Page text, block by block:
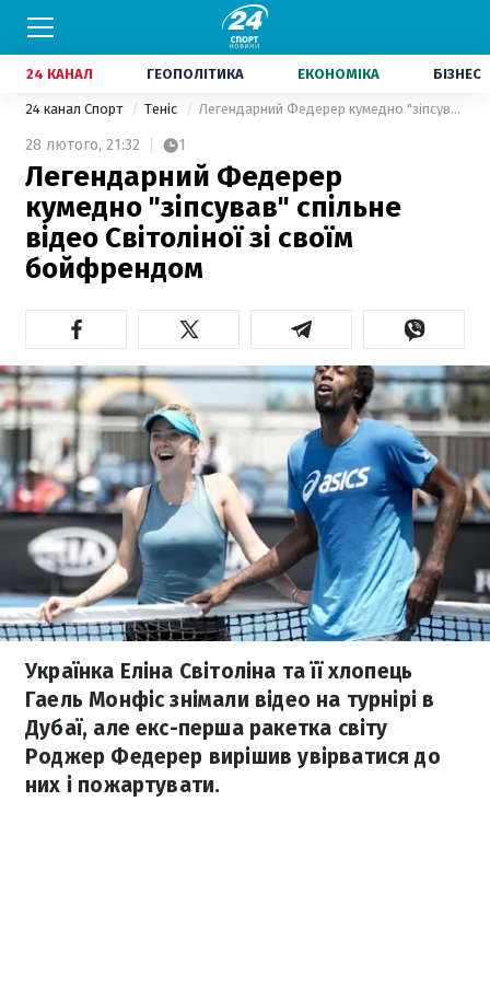
24 КАНАЛ ГЕОПОЛІТИКА ЕКОНОМІКА БІЗНЕС
24 канал Спорт Теніс Легендарний Федерер кумедно "зіпсував" спільне відео Світоліної зі своїм бойфрендом
28 лютого, 21:32 1
Легендарний Федерер
кумедно "зіпсував" спільне
відео Світоліної зі своїм
бойфрендом
Українка Еліна Світоліна та її хлопець
Гаель Монфіс знімали відео на турнірі в
Дубаї, але екс-перша ракетка світу
Роджер Федерер вирішив увірватися до
них і пожартувати.